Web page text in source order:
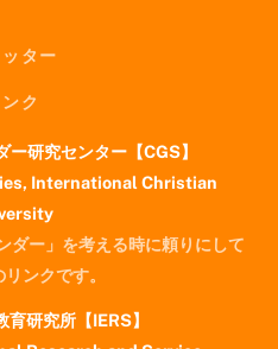
ター
ンク
研究センター【CGS】
International Christian
ダー」を考える時に頼りにして
ンクです。
研究所【IERS】